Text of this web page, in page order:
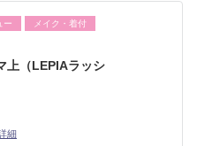
ー
メイク・着付
上（LEPIAラッシ
細